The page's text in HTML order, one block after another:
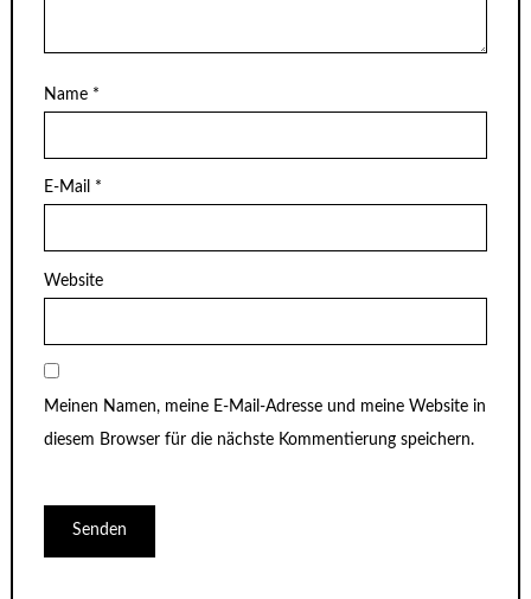
Name *
E-Mail *
Website
Meinen Namen, meine E-Mail-Adresse und meine Website in
diesem Browser für die nächste Kommentierung speichern.